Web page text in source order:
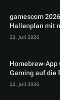
gamescom
Hallenplan mit
22. Juli 2026
Homebrew-
Gaming auf die
22. Juli 2026